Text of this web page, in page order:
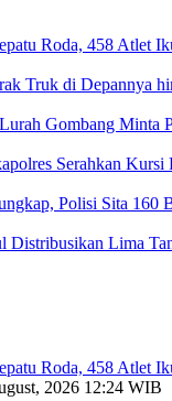
Roda, 458 Atlet
Truk di Depannya
Gombang Minta
Serahkan Kursi
Polisi Sita 160
Distribusikan Lima
Roda, 458 Atlet
2026 12:24 WIB